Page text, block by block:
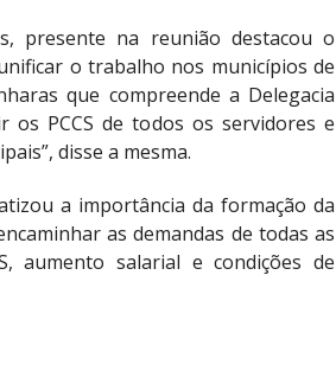
presente na reunião destacou o
o trabalho nos municípios de
que compreende a Delegacia
os PCCS de todos os servidores e
disse a mesma.
a importância da formação da
as demandas de todas as
aumento salarial e condições de